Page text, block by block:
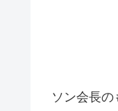
ソン会長